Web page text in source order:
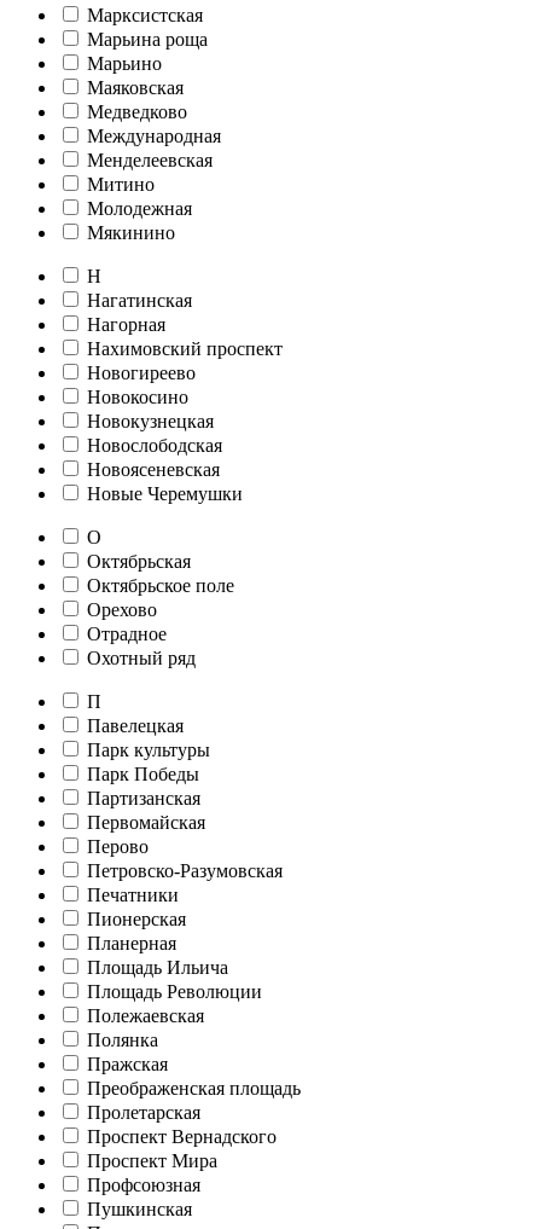
Марксистская
Марьина роща
Марьино
Маяковская
Медведково
Международная
Менделеевская
Митино
Молодежная
Мякинино
Н
Нагатинская
Нагорная
Нахимовский проспект
Новогиреево
Новокосино
Новокузнецкая
Новослободская
Новоясеневская
Новые Черемушки
О
Октябрьская
Октябрьское поле
Орехово
Отрадное
Охотный ряд
П
Павелецкая
Парк культуры
Парк Победы
Партизанская
Первомайская
Перово
Петровско-Разумовская
Печатники
Пионерская
Планерная
Площадь Ильича
Площадь Революции
Полежаевская
Полянка
Пражская
Преображенская площадь
Пролетарская
Проспект Вернадского
Проспект Мира
Профсоюзная
Пушкинская